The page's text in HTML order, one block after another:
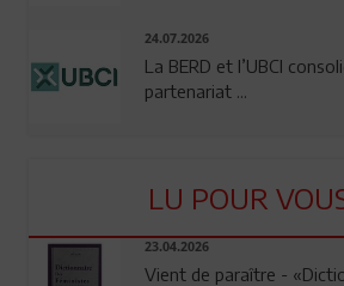
24.07.2026
La BERD et l’UBCI
partenariat ...
LU POUR
23.04.2026
Vient de paraître -